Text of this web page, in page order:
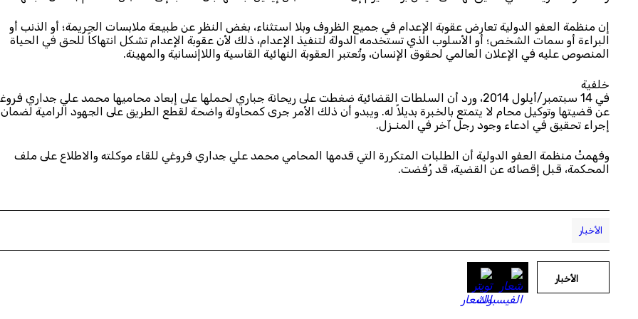
إن منظمة العفو الدولية تعارض عقوبة الإعدام في جميع الظروف وبلا استثناء، بغض النظر عن طبيعة ملابسات الجريمة؛ أو الذنب أو
البراءة أو سمات الشخص؛ أو الأسلوب الذي تستخدمه الدولة لتنفيذ الإعدام، ذلك لأن عقوبة الإعدام تشكل انتهاكاً للحق في الحياة
المنصوص عليه في الإعلان العالمي لحقوق الإنسان، وتُعتبر العقوبة النهائية القاسية واللاإنسانية والمهينة.
خلفية
في 14 سبتمبر/أيلول 2014، ورد أن السلطات القضائية ضغطت على ريحانة جباري لحملها على إبعاد محاميها محمد علي جداري
عن قضيتها وتوكيل محام لا يتمتع بالخبرة بديلاً له. ويبدو أن ذلك الأمر جرى كمحاولة واضحة لقطع الطريق على الجهود الرامية لضمان
إجراء تحقيق في ادعاء وجود رجل آخر في المنـزل.
وفهمتْ منظمة العفو الدولية أن الطلبات المتكررة التي قدمها المحامي محمد علي جداري فروغي للقاء موكلته والاطلاع على ملف
المحكمة، قبل إقصائه عن القضية، قد رُفضت.
الأخبار
الأخبار